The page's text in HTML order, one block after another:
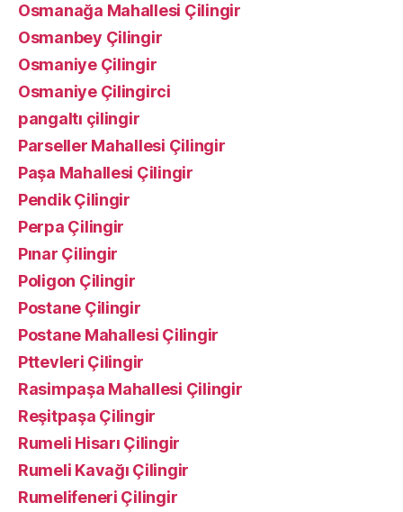
Osmanağa Mahallesi Çilingir
Osmanbey Çilingir
Osmaniye Çilingir
Osmaniye Çilingirci
pangaltı çilingir
Parseller Mahallesi Çilingir
Paşa Mahallesi Çilingir
Pendik Çilingir
Perpa Çilingir
Pınar Çilingir
Poligon Çilingir
Postane Çilingir
Postane Mahallesi Çilingir
Pttevleri Çilingir
Rasimpaşa Mahallesi Çilingir
Reşitpaşa Çilingir
Rumeli Hisarı Çilingir
Rumeli Kavağı Çilingir
Rumelifeneri Çilingir